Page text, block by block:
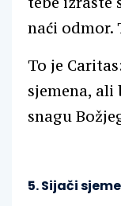
naći odmor.
To je
sjemena, ali
snagu
5. Sijači